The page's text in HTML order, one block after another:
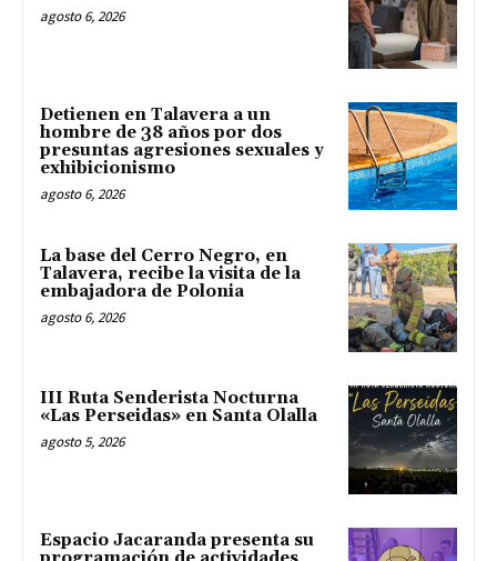
agosto 6, 2026
Detienen en Talavera a un
hombre de 38 años por dos
presuntas agresiones sexuales y
exhibicionismo
agosto 6, 2026
La base del Cerro Negro, en
Talavera, recibe la visita de la
embajadora de Polonia
agosto 6, 2026
III Ruta Senderista Nocturna
«Las Perseidas» en Santa Olalla
agosto 5, 2026
Espacio Jacaranda presenta su